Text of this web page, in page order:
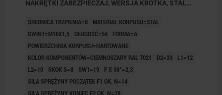
NAKRĘTKI ZABEZPIECZAJ, WERSJA KRÓTKA, STAL
RAL7021
ŚREDNICA TRZPIENIA=8
MATERIAŁ KORPUSU=STAL
GWINT=M16X1,5
DŁUGOŚĆ=54
FORMA=A
POWIERZCHNIA KORPUSU=HARTOWANE
KOLOR KOMPONENTÓW=CIEMNOSZARY RAL 7021
D2=33
L1=12
L2=10
SKOK S=8 SW1=19
F X 30°=2,3
SIŁA SPRĘŻYNY POCZĄTEK F1 OK. N=14
SIŁA SPRĘŻYNY KONIEC F2 OK. N=28